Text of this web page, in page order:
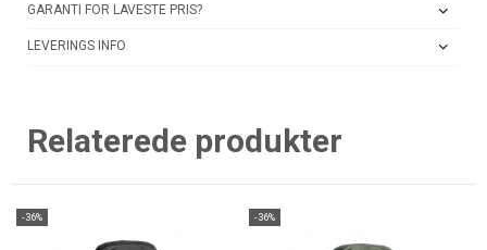
GARANTI FOR LAVESTE PRIS?
LEVERINGS INFO
Relaterede produkter
-36% -36%